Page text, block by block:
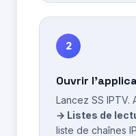
2
Ouvrir
Lancez SS IPTV.
→ Listes de
liste de chaînes